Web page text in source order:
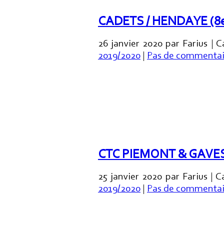
CADETS / HENDAYE
26 janvier 2020 par Farius |
2019/2020 | Pas de
CTC PIEMONT &
25 janvier 2020 par Farius |
2019/2020 | Pas de